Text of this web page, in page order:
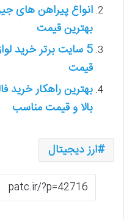
انواع پیراهن های
بهترین قیمت
5 سایت برتر خرید
قیمت
بهترین راهکار خرید
بالا و قیمت مناسب
ارز دیجیتال